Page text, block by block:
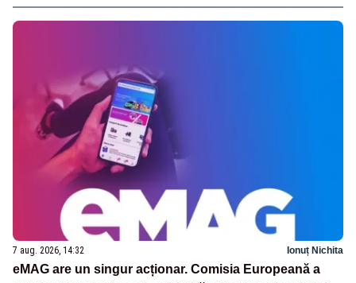
7 aug. 2026, 14:32 Ionuț Nichita
eMAG are un singur acționar. Comisia Europeană a